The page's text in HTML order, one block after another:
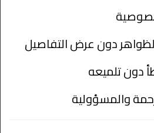
دون عرض التفاصيل
دون تلميعه
والمسؤولية